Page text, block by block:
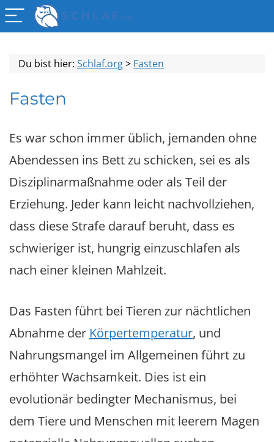
Du bist hier: Schlaf.org> Fasten
Fasten
Es war schon immer üblich, jemanden ohne
Abendessen ins Bett zu schicken, sei es als
Disziplinarmaßnahme oder als Teil der
Erziehung. Jeder kann leicht nachvollziehen,
dass diese Strafe darauf beruht, dass es
schwieriger ist, hungrig einzuschlafen als
nach einer kleinen Mahlzeit.
Das Fasten führt bei Tieren zur nächtlichen
Abnahme der Körpertemperatur, und
Nahrungsmangel im Allgemeinen führt zu
erhöhter Wachsamkeit. Dies ist ein
evolutionär bedingter Mechanismus, bei
dem Tiere und Menschen mit leerem Magen